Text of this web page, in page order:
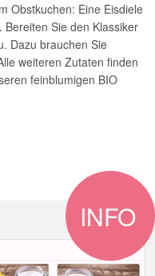
Obstkuchen: Eine Eisdiele
Bereiten Sie den Klassiker
Dazu brauchen Sie
weiteren Zutaten finden
feinblumigen BIO
INFO